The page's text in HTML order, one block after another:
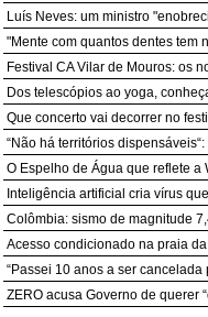
Luís Neves: um ministro
"Mente com quantos dentes tem
Festival CA Vilar de Mouros: os
Dos telescópios ao yoga,
Que concerto vai decorrer no
“Não há territórios
O Espelho de Água que reflete
Inteligência artificial cria vírus
Colômbia: sismo de magnitude
Acesso condicionado na praia
“Passei 10 anos a ser
ZERO acusa Governo de querer